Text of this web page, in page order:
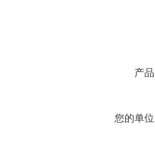
产
您的单